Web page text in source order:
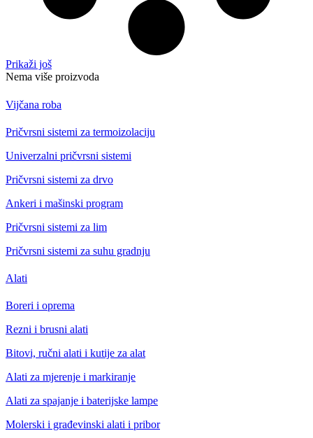
Prikaži još
Nema više proizvoda
Vijčana roba
Pričvrsni sistemi za termoizolaciju
Univerzalni pričvrsni sistemi
Pričvrsni sistemi za drvo
Ankeri i mašinski program
Pričvrsni sistemi za lim
Pričvrsni sistemi za suhu gradnju
Alati
Boreri i oprema
Rezni i brusni alati
Bitovi, ručni alati i kutije za alat
Alati za mjerenje i markiranje
Alati za spajanje i baterijske lampe
Molerski i građevinski alati i pribor